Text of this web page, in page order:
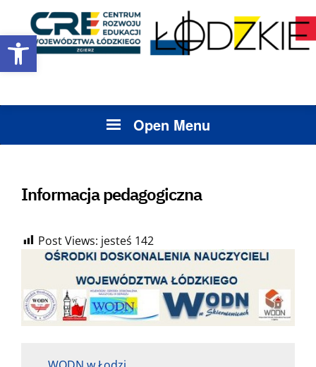
Open toolbar
Rzeczypospolitej” dla uczniów szkół podstawowych klas VI-VIII
Open Menu
Informacja pedagogiczna
Post Views: jesteś 142